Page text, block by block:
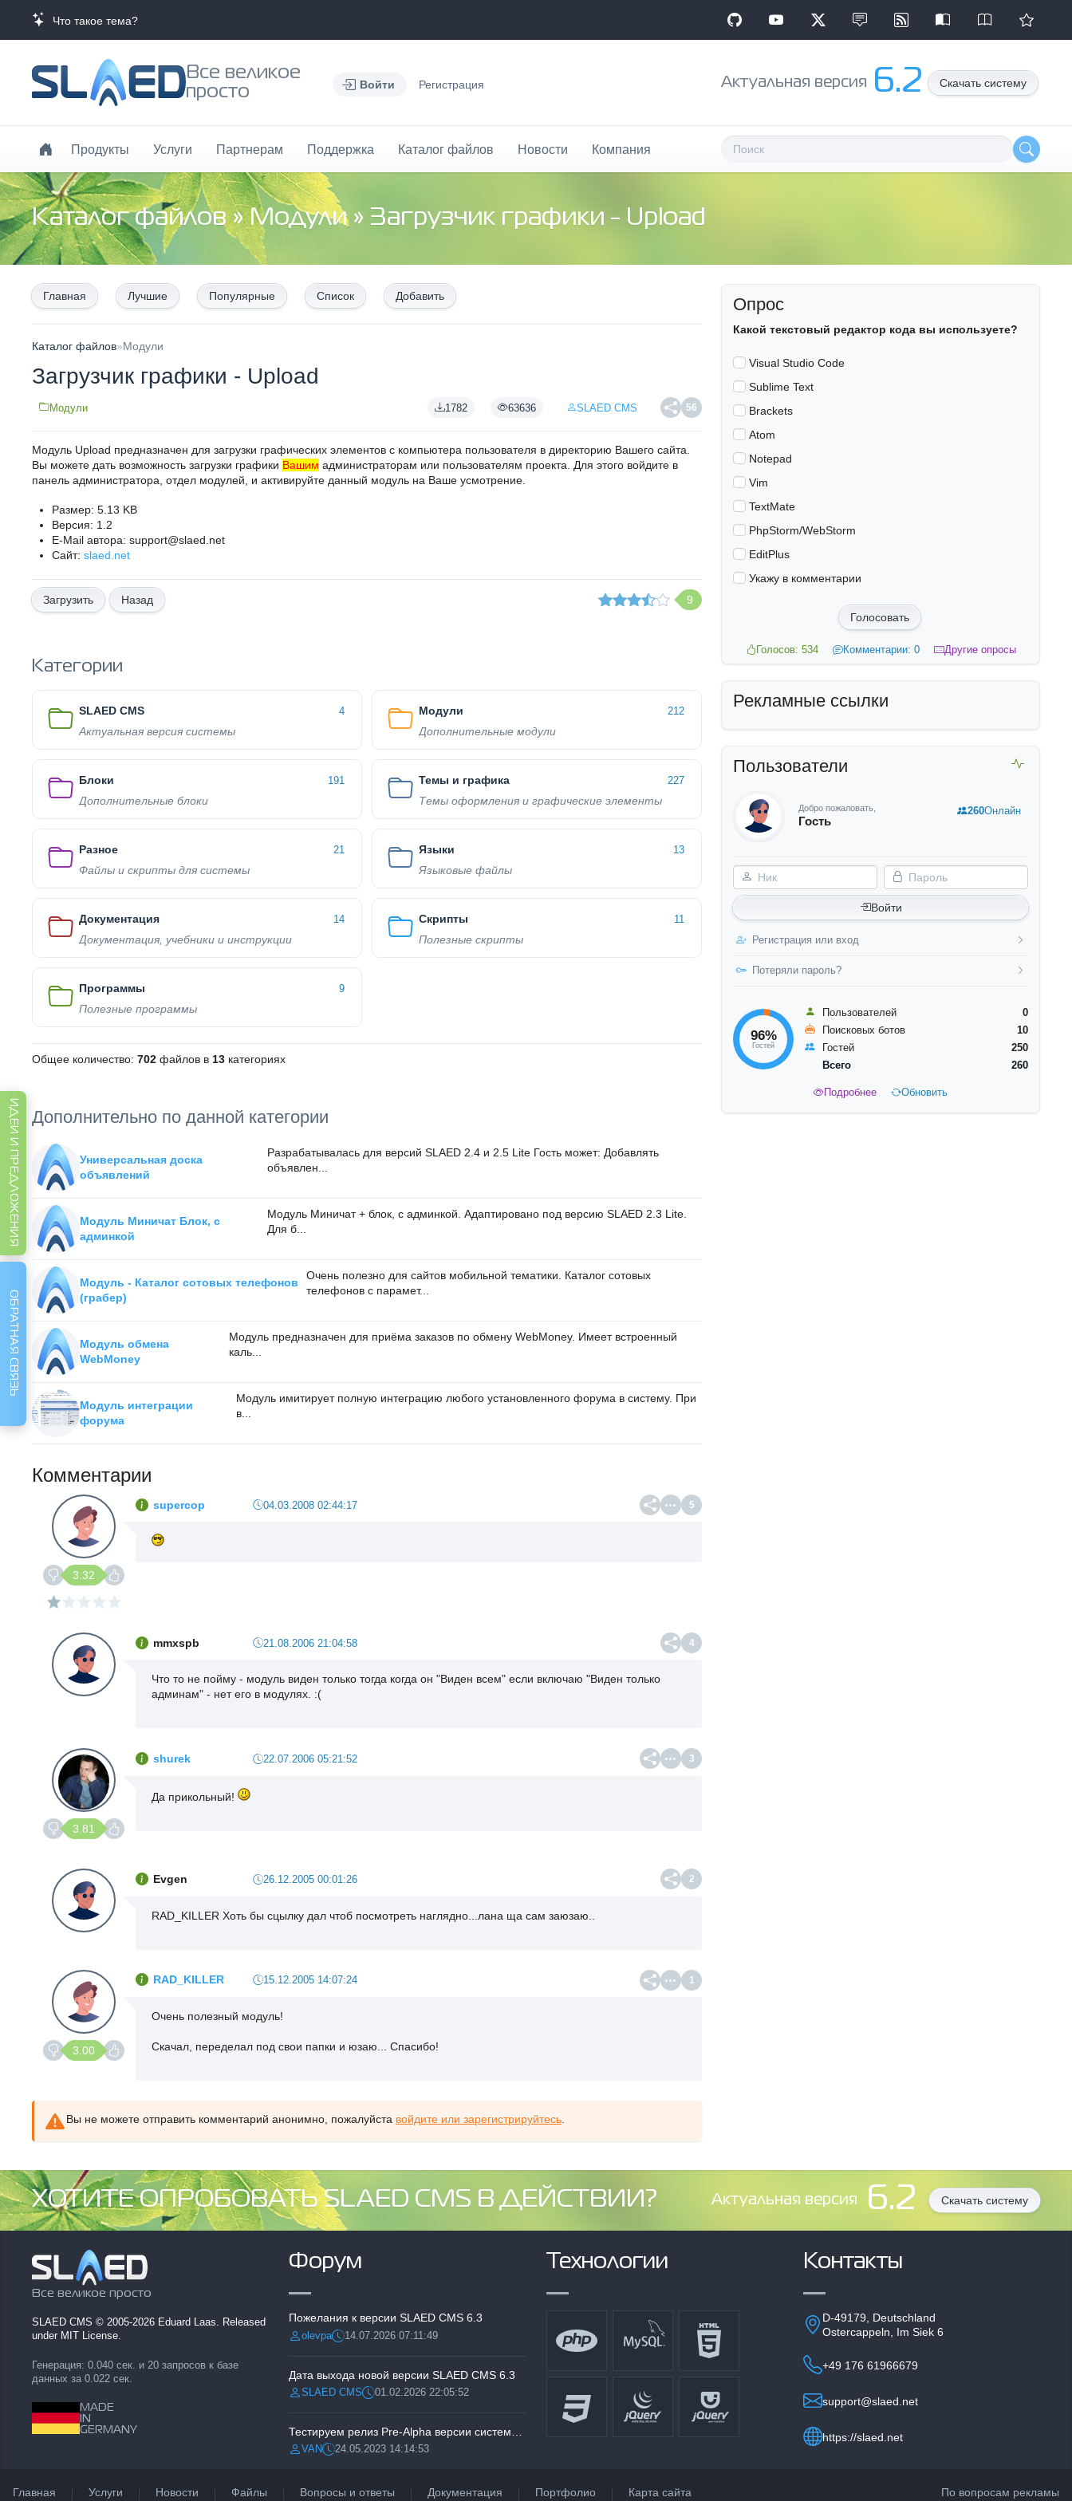
Что такое тема?
Все великое
просто
Войти Регистрация Aктуальная версия 6.2 Скачать систему
Продукты Услуги Партнерам Поддержка Каталог файлов Новости Компания
Каталог файлов» Модули» Загрузчик графики - Upload
Главная Лучшие Популярные Список Добавить
Каталог файлов»Модули
Загрузчик графики - Upload
1782 63636 SLAED CMS 56
Модули
Модуль Upload предназначен для загрузки графических элементов с компьютера пользователя в директорию Вашего сайта.
Вы можете дать возможность загрузки графики Вашим администраторам или пользователям проекта. Для этого войдите в
панель администратора, отдел модулей, и активируйте данный модуль на Ваше усмотрение.
Размер: 5.13 KB
Версия: 1.2
E-Mail автора: support@slaed.net
Сайт: slaed.net
9
Назад
Категории
SLAED CMS 4
Актуальная версия системы
Модули 212
Дополнительные модули
Блоки 191
Дополнительные блоки
Темы и графика 227
Темы оформления и графические элементы
Разное 21
Файлы и скрипты для системы
Языки 13
Языковые файлы
Документация 14
Документация, учебники и инструкции
Скрипты 11
Полезные скрипты
Программы 9
Полезные программы
Общее количество: 702 файлов в 13 категориях
Дополнительно по данной категории
Универсальная доска
объявлений
Разрабатывалась для версий SLAED 2.4 и 2.5 Lite Гость может: Добавлять
объявлен...
Модуль Миничат Блок, с
админкой
Модуль Миничат + блок, с админкой. Адаптировано под версию SLAED 2.3 Lite.
Для б...
Модуль - Каталог сотовых телефонов
(грабер)
Очень полезно для сайтов мобильной тематики. Каталог сотовых
телефонов с парамет...
Модуль обмена
WebMoney
Модуль предназначен для приёма заказов по обмену WebMoney. Имеет встроенный
каль...
Модуль интеграции
форума
Модуль имитирует полную интеграцию любого установленного форума в систему. При
в...
Комментарии
3.32
supercop 04.03.2008 02:44:17 5
mmxspb 21.08.2006 21:04:58 4
Что то не пойму - модуль виден только тогда когда он "Виден всем" если включаю "Виден только
админам" - нет его в модулях. :(
3.81
shurek 22.07.2006 05:21:52 3
Да прикольный!
Evgen 26.12.2005 00:01:26 2
RAD_KILLER Хоть бы сцылку дал чтоб посмотреть наглядно...лана ща сам заюзаю..
3.00
RAD_KILLER 15.12.2005 14:07:24 1
Очень полезный модуль!
Скачал, переделал под свои папки и юзаю... Спасибо!
Вы не можете отправить комментарий анонимно, пожалуйста войдите или зарегистрируйтесь
Опрос
Какой текстовый редактор кода вы используете?
Visual Studio Code
Sublime Text
Brackets
Atom
Notepad
Vim
TextMate
PhpStorm/WebStorm
EditPlus
Укажу в комментарии
Голосовать
Голосов: 534 Комментарии: 0 Другие опросы
Рекламные ссылки
Пользователи
Добро пожаловать,
Гость
Ник Пароль
Войти
Регистрация или вход
Потеряли пароль?
260Онлайн
96%
Гостей
Пользователей
0
Поисковых ботов
10
Гостей
250
Всего
260
Подробнее Обновить
ХОТИТЕ ОПРОБОВАТЬ SLAED CMS В ДЕЙСТВИИ? Aктуальная версия 6.2 Скачать систему
Все великое просто
SLAED CMS © 2005-2026 Eduard Laas. Released
under MIT License.
Генерация: 0.040 сек. и 20 запросов к базе
данных за 0.022 сек.
MADE
IN
GERMANY
Форум
Пожелания к версии SLAED CMS 6.3
Разместил:
olevpaДата:14.07.2026 07:11:49
Дата выхода новой версии SLAED CMS 6.3
Разместил:
SLAED CMSДата:01.02.2026 22:05:52
Разместил:
VANДата:24.05.2023 14:14:53
Технологии Контакты
D-49179, Deutschland
Ostercappeln, Im Siek 6
+49 176 61966679
support@slaed.net
https://slaed.net
Главная Услуги Новости Файлы Вопросы и ответы Документация Портфолио Карта сайта По вопросам рекламы
ИДЕИ И ПРЕДЛОЖЕНИЯ
ОБРАТНАЯ СВЯЗЬ